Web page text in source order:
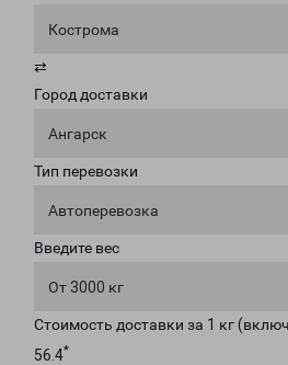
Кострома
⇄
Город доставки
Ангарск
Тип перевозки
Автоперевозка
Введите вес
От 3000 кг
Стоимость доставки за 1 кг
56.4*